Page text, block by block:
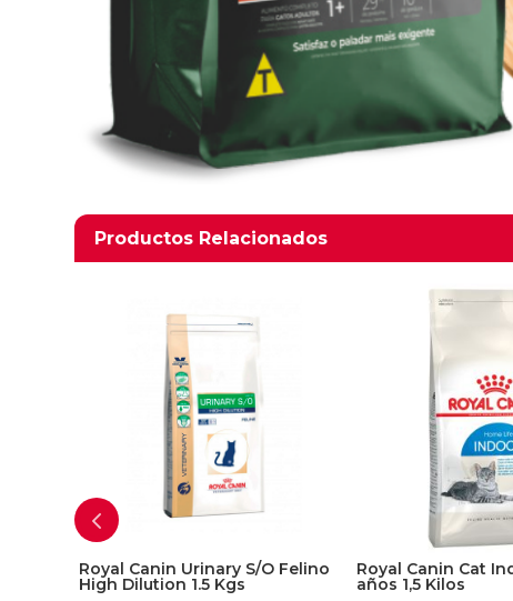
Productos Relacionados
Productos relacionados
Royal Canin Urinary S/O Felino
High Dilution 1.5 Kgs
Royal Canin Cat
años 1,5 Kilos